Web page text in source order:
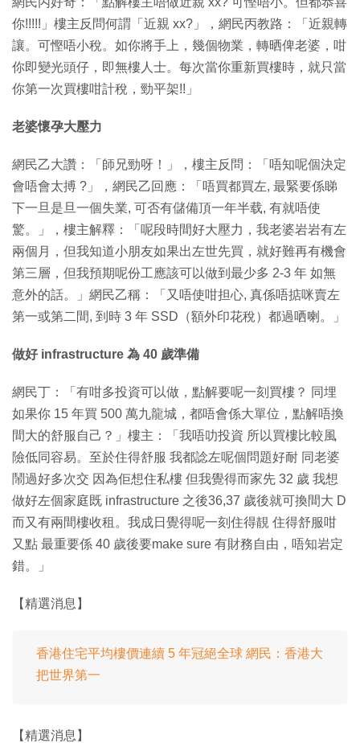
你!!!!!」樓主反問何謂「近親 xx?」，網民丙教路：「近親轉
讓。可慳唔小稅。如你將手上，幾個物業，轉晒俾老婆，咁
你即變光頭仔，即無樓人士。每次當你重新買樓時，就只當
你第一次買樓咁計稅，勁平架!!」
老婆懷孕大壓力
網民乙大讚：「師兄勁呀！」，樓主反問：「唔知呢個決定
會唔會太搏 ?」，網民乙回應：「唔買都買左, 最緊要係睇
下一旦是旦一個失業, 可否有儲備頂一年半载, 有就唔使
驚。」，樓主解釋：「呢段時間好大壓力，我老婆岩岩有左
兩個月，但我知道小朋友如果出左世先買，就好難再有機會
第三層，但我預期呢份工應該可以做到最少多 2-3 年 如無
意外的話。」網民乙稱：「又唔使咁担心, 真係唔掂咪賣左
第一或第二間, 到時 3 年 SSD（額外印花稅）都過哂喇。」
做好 infrastructure 為 40 歲準備
網民丁：「有咁多投資可以做，點解要呢一刻買樓？ 同埋
如果你 15 年買 500 萬九龍城，都唔會係大單位，點解唔換
間大的舒服自己？」樓主：「我唔叻投資 所以買樓比較風
險低同容易。至於住得舒服 我都諗左呢個問題好耐 同老婆
鬧過好多次交 因為佢想住私樓 但我覺得而家先 32 歲 我想
做好左個家庭既 infrastructure 之後36,37 歲後就可換間大 D
而又有兩間樓收租。我成日覺得呢一刻住得靚 住得舒服咁
又點 最重要係 40 歲後要make sure 有財務自由，唔知岩定
錯。」
【精選消息】
香港住宅平均樓價連續 5 年冠絕全球 網民：香港大
把世界第一
【精選消息】